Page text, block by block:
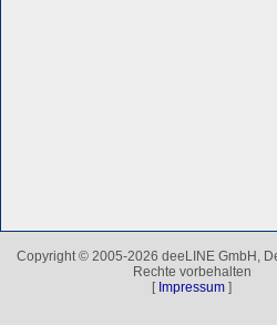
Copyright © 2005-2026 deeLINE GmbH,
Rechte vorbehalten
[ Impressum ]